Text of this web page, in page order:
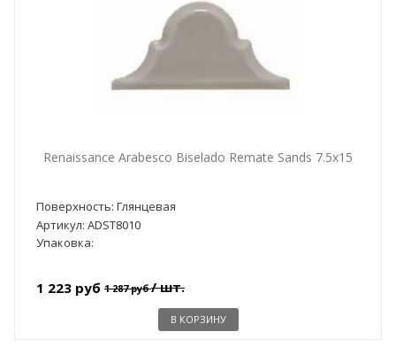
Renaissance Arabesco Biselado Remate Sands 7.5x15
Поверхность: Глянцевая
Артикул: ADST8010
Упаковка:
1 223 руб 1 287 руб/ шт.
В КОРЗИНУ